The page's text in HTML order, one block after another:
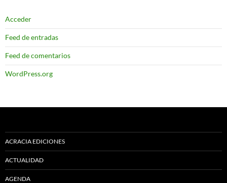
Acceder
Feed de entradas
Feed de comentarios
WordPress.org
ACRACIA EDICIONES
ACTUALIDAD
AGENDA